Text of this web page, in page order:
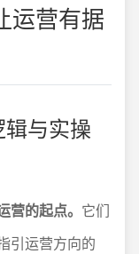
运营有据
与实操
的起点。 它们
引运营方向的